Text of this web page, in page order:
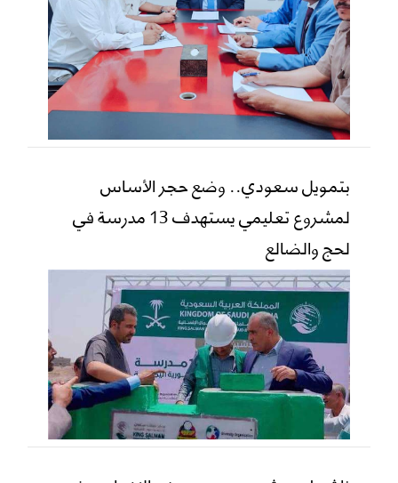
بتمويل سعودي.. وضع حجر الأساس
لمشروع تعليمي يستهدف 13 مدرسة في
لحج والضالع